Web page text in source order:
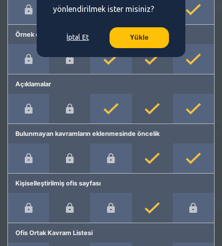
Örnek cümleler
Açıklamalar
Bulunmayan kavramların eklenmesinde öncelik
Kişiselleştirilmiş ofis sayfası
Ofis Ortak Kavram Listesi
yönlendirilmek ister misiniz?
İptal Et Yükle